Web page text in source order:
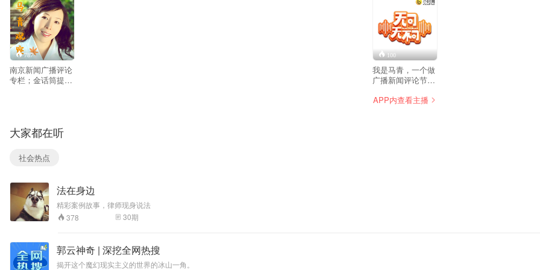
787
南京新闻广播评论
专栏；金话筒提名
100
我是马青，一个做
广播新闻评论节目
只一面，观点不只
APP内查看主播
大家都在听
社会热点
法在身边
精彩案例故事，律师现身说法
378
30期
郭云神奇 | 深挖全网热搜
揭开这个魔幻现实主义的世界的冰山一角。